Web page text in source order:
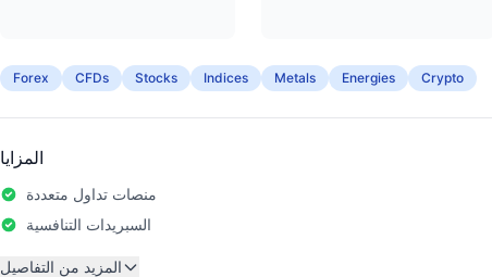
Forex CFDs Stocks Indices Metals Energies Crypto
المزايا
منصات تداول متعددة
السبريدات التنافسية
المزيد من التفاصيل